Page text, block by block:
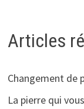
Articles
Changement de
La pierre qui